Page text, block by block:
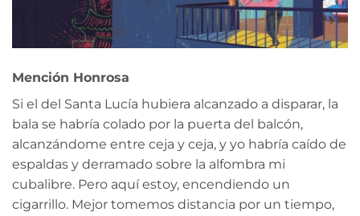
Mención Honrosa
Si el del Santa Lucía hubiera alcanzado a disparar, la
bala se habría colado por la puerta del balcón,
alcanzándome entre ceja y ceja, y yo habría caído de
espaldas y derramado sobre la alfombra mi
cubalibre. Pero aquí estoy, encendiendo un
cigarrillo. Mejor tomemos distancia por un tiempo,